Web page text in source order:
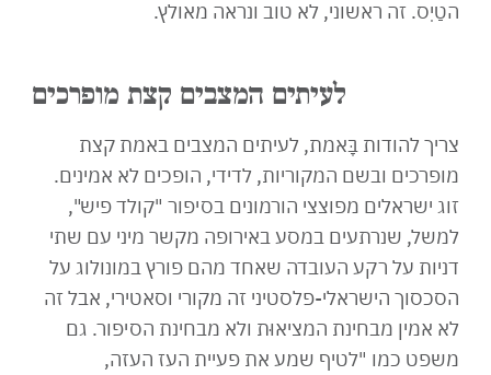
הטַיִס. זה ראשוני, לא טוב ונראה מאולץ.
לעיתים המצבים קצת מופרכים
צריך להודות בָּאמת, לעיתים המצבים באמת קצת
מופרכים ובשם המקוריות, לדידי, הופכים לא אמינים.
זוג ישראלים מפוצצי הורמונים בסיפור "קולד פיש",
למשל, שנרתעים במסע באירופה מקשר מיני עם שתי
דניות על רקע העובדה שאחד מהם פורץ במונולוג על
הסכסוך הישראלי-פלסטיני זה מקורי וסאטירי, אבל זה
לא אמין מבחינת המציאוּת ולא מבחינת הסיפור. גם
משפט כמו "לטיף שמע את פעיית העז העזה,